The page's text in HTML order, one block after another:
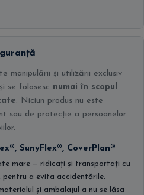
manipulării și utilizării exclusiv
și se folosesc numai în scopul
. Niciun produs nu este
sau de protecție a persoanelor.
SunyFlex®, CoverPlan®
mare — ridicați și transportați cu
a evita accidentările.
și ambalajul a nu se lăsa